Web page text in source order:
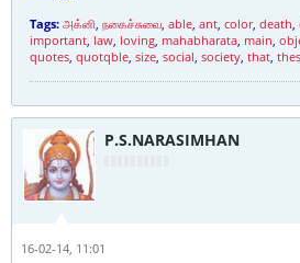
Tags: அக்னி, நகைச்சுவை, able, ant, color, death,
important, law, loving, mahabharata, main,
quotes, quotqble, size, social, society, that,
P.S.NARASIMHAN
16-02-14, 11:01